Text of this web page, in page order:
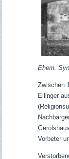
Ehem.
Zwischen
Ellinger
Vorbeter